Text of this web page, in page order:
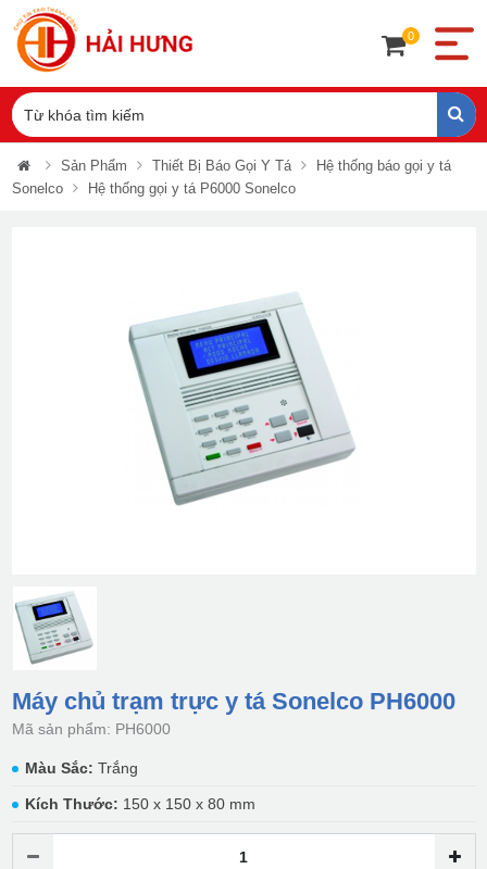
0
Sản Phẩm Thiết Bị Báo Gọi Y Tá
Hệ thống báo gọi y tá
Sonelco
Hệ thống gọi y tá P6000 Sonelco
Máy chủ trạm trực y tá Sonelco PH6000
Mã sản phẩm: PH6000
Màu Sắc: Trắng
Kích Thước: 150 x 150 x 80 mm